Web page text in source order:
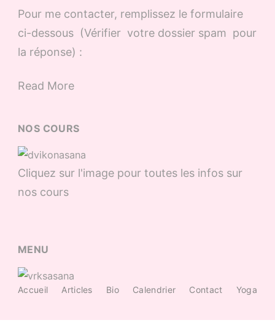
Pour me contacter, remplissez le formulaire
ci-dessous (Vérifier votre dossier spam pour
la réponse) :
Read More
NOS COURS
Cliquez sur l'image pour toutes les infos sur
nos cours
MENU
Accueil Articles Bio Calendrier Contact Yoga